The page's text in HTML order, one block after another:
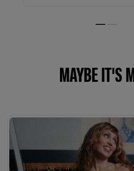
MAYBE IT'S